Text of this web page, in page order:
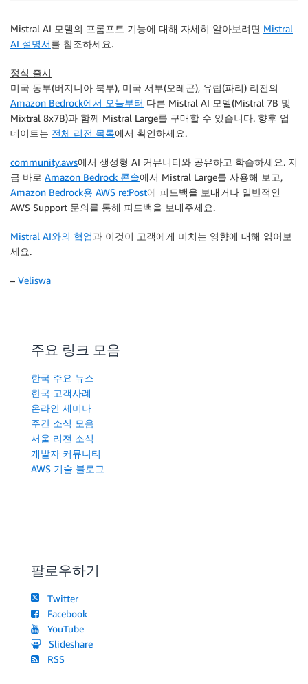
body = json .dumps({
"prompt": prompt
"top_p"
"temperature": 0.5 ,
})
modelId = "mistral.mistral-large-2402-v1:0"
accept = "application/json"
contentType = "application/json"
response = bedrock .invoke_model(
    modelId
=modelId,
    accept
)
매우 인정받는다는 것을 알게 되었습니다. 결론적으로는
프리랜서 Lisp 해커로 계속 일하고 있습니다. RISD에 있는
이를 계기로 미술 학교에 지원하여 나중에는 피렌체의
         "Confidence": 0.9
      }
   ]
}
Mistral AI 모델의 프롬프트 기능에 대해 자세히 알아보려면 Mistral
AI 설명서를 참조하세요.
정식 출시
미국 동부(버지니아 북부), 미국 서부(오레곤), 유럽(파리) 리전의
Amazon Bedrock에서 오늘부터 다른 Mistral AI 모델(Mistral 7B 및
Mixtral 8x7B)과 함께 Mistral Large를 구매할 수 있습니다. 향후 업
데이트는 전체 리전 목록에서 확인하세요.
community.aws에서 생성형 AI 커뮤니티와 공유하고 학습하세요. 지
금 바로 Amazon Bedrock 콘솔에서 Mistral Large를 사용해 보고,
Amazon Bedrock용 AWS re:Post에 피드백을 보내거나 일반적인
AWS Support 문의를 통해 피드백을 보내주세요.
Mistral AI와의 협업과 이것이 고객에게 미치는 영향에 대해 읽어보
세요.
– Veliswa
주요 링크 모음
한국 주요 뉴스
한국 고객사례
온라인 세미나
주간 소식 모음
서울 리전 소식
개발자 커뮤니티
AWS 기술 블로그
팔로우하기
Twitter
Facebook
YouTube
Slideshare
RSS